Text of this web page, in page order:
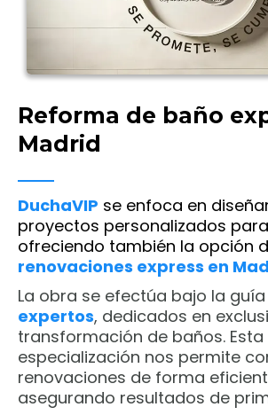
Reforma de baño
Madrid
DuchaVIP se enfoca en
proyectos personalizados
ofreciendo también la opción
renovaciones express en
La obra se efectúa bajo la
expertos, dedicados en
transformación de baños. Esta
especialización nos permite
renovaciones de forma
asegurando resultados de